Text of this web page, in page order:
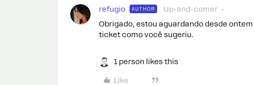
refugio AUTHOR Up-and-comer
Obrigado, estou aguardando desde
ticket como você sugeriu.
1 person likes this
Like